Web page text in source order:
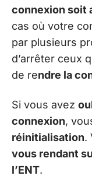
connexion soit
cas où votre
par plusieurs
d’arrêter ceux
de rendre la
Si vous avez
connexion,
réinitialisation.
vous rendant
l’ENT.